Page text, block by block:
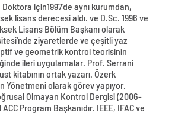
için1997’de aynı kurumdan,
lisans derecesi aldı. ve D.Sc. 1996 ve
Lisans Bölüm Başkanı olarak
ziyaretlerde ve çeşitli yaz
ve geometrik kontrol teorisinin
ileri uygulamalar. Prof. Serrani
kitabının ortak yazarı. Özerk
Yönetmeni olarak görev yapıyor.
Olmayan Kontrol Dergisi (2006-
Program Başkanıdır. IEEE, IFAC ve